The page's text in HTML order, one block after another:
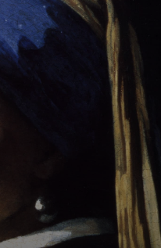
líder
Saint
se